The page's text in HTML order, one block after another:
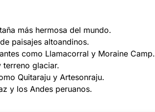
más hermosa del mundo.
paisajes altoandinos.
como Llamacorral y Moraine Camp.
terreno glaciar.
Quitaraju y Artesonraju.
y los Andes peruanos.